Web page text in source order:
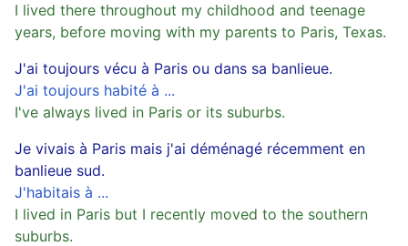
I lived there throughout my childhood and teenage
years, before moving with my parents to Paris, Texas.
J'ai toujours vécu à Paris ou dans sa banlieue.
J'ai toujours habité à ...
I've always lived in Paris or its suburbs.
Je vivais à Paris mais j'ai déménagé récemment en
banlieue sud.
J'habitais à ...
I lived in Paris but I recently moved to the southern
suburbs.